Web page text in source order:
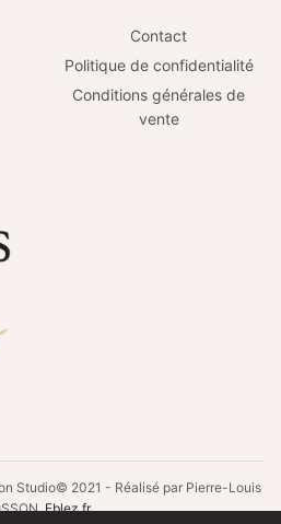
Contact
Politique de confidentialité
Conditions générales de
vente
Studio© 2021 - Réalisé par Pierre-Louis
Eblez.fr